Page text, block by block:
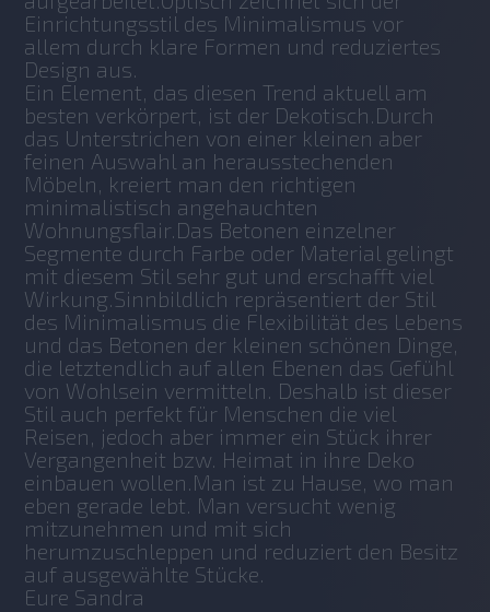
Einrichtungsstil des Minimalismus vor
allem durch klare Formen und reduziertes
Design aus.
Ein Element, das diesen Trend aktuell am
besten verkörpert, ist der Dekotisch.Durch
das Unterstrichen von einer kleinen aber
feinen Auswahl an herausstechenden
Möbeln, kreiert man den richtigen
minimalistisch angehauchten
Wohnungsflair.Das Betonen einzelner
Segmente durch Farbe oder Material gelingt
mit diesem Stil sehr gut und erschafft viel
Wirkung.Sinnbildlich repräsentiert der Stil
des Minimalismus die Flexibilität des Lebens
und das Betonen der kleinen schönen Dinge,
die letztendlich auf allen Ebenen das Gefühl
von Wohlsein vermitteln. Deshalb ist dieser
Stil auch perfekt für Menschen die viel
Reisen, jedoch aber immer ein Stück ihrer
Vergangenheit bzw. Heimat in ihre Deko
einbauen wollen.Man ist zu Hause, wo man
eben gerade lebt. Man versucht wenig
mitzunehmen und mit sich
herumzuschleppen und reduziert den Besitz
auf ausgewählte Stücke.
Eure Sandra